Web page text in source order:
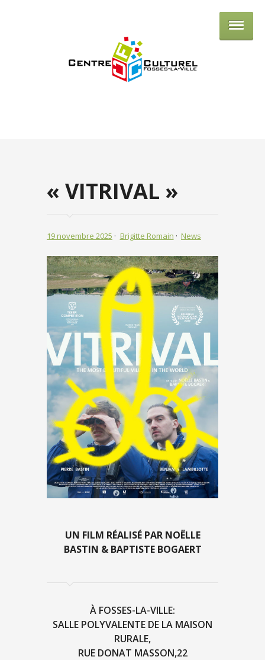
Centre culturel de Fosses-la-Ville
« VITRIVAL »
19 novembre 2025 Brigitte Romain News
UN FILM RÉALISÉ PAR NOËLLE
BASTIN & BAPTISTE BOGAERT
À FOSSES-LA-VILLE:
SALLE POLYVALENTE DE LA MAISON
RURALE,
RUE DONAT MASSON,22